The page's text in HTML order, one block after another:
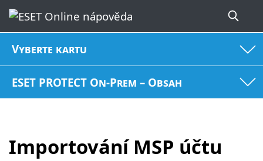
Vyberte kartu
ESET PROTECT On-Prem – Obsah
Importování MSP účtu